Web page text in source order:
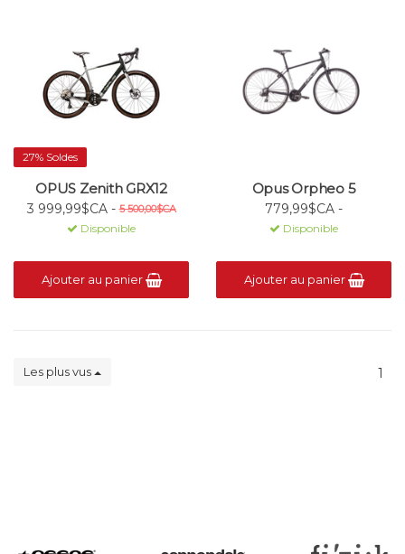
27% Soldes
OPUS Zenith GRX12
3 999,99$CA - 5 500,00$CA
Disponible
Ajouter au panier
Opus Orpheo 5
779,99$CA -
Disponible
Ajouter au panier
Les plus vus 1